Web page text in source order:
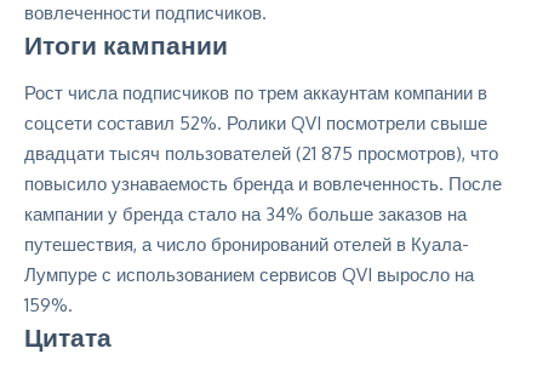
вовлеченности подписчиков.
Итоги кампании
Рост числа подписчиков по трем аккаунтам компании в
соцсети составил 52%. Ролики QVI посмотрели свыше
двадцати тысяч пользователей (21 875 просмотров), что
повысило узнаваемость бренда и вовлеченность. После
кампании у бренда стало на 34% больше заказов на
путешествия, а число бронирований отелей в Куала-
Лумпуре с использованием сервисов QVI выросло на
159%.
Цитата